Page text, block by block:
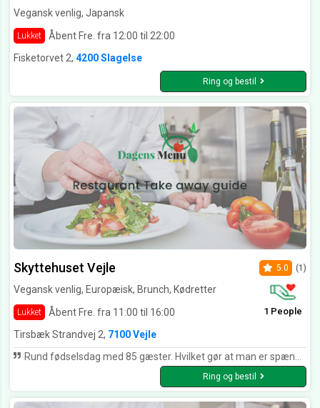
Vegansk venlig, Japansk
Lukket
Åbent Fre. fra 12:00 til 22:00
Fisketorvet 2, 4200 Slagelse
Ring og bestil
Skyttehuset Vejle
Vegansk venlig, Europæisk, Brunch, Kødretter
Lukket Åbent Fre. fra 11:00 til 16:00
5.0 (1)
1 People
Tirsbæk Strandvej 2, 7100 Vejle
Rund fødselsdag med 85 gæster. Hvilket gør at man er spændt på om alt klapper. Det gjorde det over forventning. Alt klappede til 10 stjerne og lidt mere. Tak for en god dag
Ring og bestil